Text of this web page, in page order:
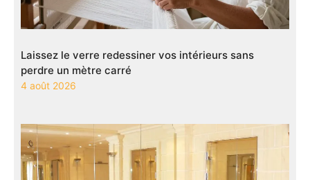
Laissez le verre redessiner vos intérieurs sans
perdre un mètre carré
4 août 2026